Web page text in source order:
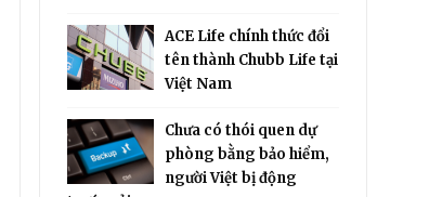
ACE Life chính thức đổi
tên thành Chubb Life tại
Việt Nam
Chưa có thói quen dự
phòng bằng bảo hiểm,
người Việt bị động